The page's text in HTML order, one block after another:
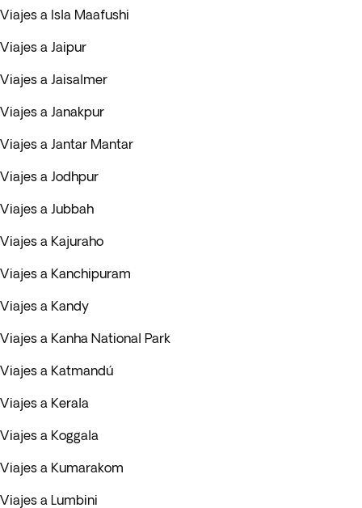
Viajes a Isla Maafushi
Viajes a Jaipur
Viajes a Jaisalmer
Viajes a Janakpur
Viajes a Jantar Mantar
Viajes a Jodhpur
Viajes a Jubbah
Viajes a Kajuraho
Viajes a Kanchipuram
Viajes a Kandy
Viajes a Kanha National Park
Viajes a Katmandú
Viajes a Kerala
Viajes a Koggala
Viajes a Kumarakom
Viajes a Lumbini